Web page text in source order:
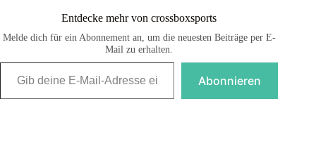
Entdecke mehr von crossboxsports
Melde dich für ein Abonnement an, um die neuesten Beiträge per E-
Mail zu erhalten.
Gib deine E-Mail-Adresse ein ...
Abonnieren